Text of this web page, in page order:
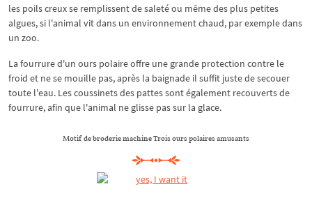
les poils creux se remplissent de saleté ou même des plus petites
algues, si l'animal vit dans un environnement chaud, par exemple dans
un zoo.
La fourrure d'un ours polaire offre une grande protection contre le
froid et ne se mouille pas, après la baignade il suffit juste de secouer
toute l'eau. Les coussinets des pattes sont également recouverts de
fourrure, afin que l'animal ne glisse pas sur la glace.
Motif de broderie machine Trois ours polaires amusants